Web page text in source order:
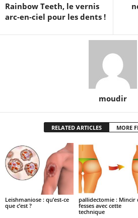
Rainbow Teeth, le vernis
arc-en-ciel pour les dents !
moudir
RELATED ARTICLES MORE
Leishmaniose : qu’est-ce
que c’est ?
pallidectomie : Mincir
fesses avec cette
technique